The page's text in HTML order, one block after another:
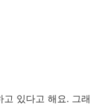
있다고 해요. 그래